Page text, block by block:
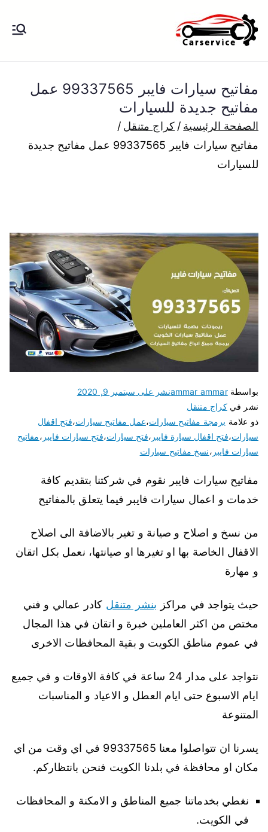
إلى
المحتوى
الكويت
بنشر متنقل الكويت كهرباء وبنشر تبديل
بارخص الاسعار
مفاتيح سيارات فايبر 99337565 عمل
مفاتيح جديدة للسيارات
الصفحة الرئيسية
كراج متنقل
مفاتيح سيارات فايبر 99337565 عمل مفاتيح جديدة
للسيارات
بواسطةammar ammarنشر على سبتمبر 9, 2020
نشر فيكراج متنقل
ذو علامة برمجة مفاتيح سيارات،عمل مفاتيح سيارات،فتح اقفال
سيارات،فتح اقفال سيارة فايبر ،فتح سيارات،فتح سيارات فايبر ،مفاتيح
سيارات فايبر ،نسخ مفاتيح سيارات
مفاتيح سيارات فايبر نقوم في شركتنا بتقديم كافة
خدمات و اعمال سيارات فايبر فيما يتعلق بالمفاتيح
من نسخ و اصلاح و صيانة و تغير بالاضافة الى اصلاح
الاقفال الخاصة بها او تغيرها او صيانتها، نعمل بكل اتقان
و مهارة
حيث يتواجد في مراكز بنشر متنقل كادر عمالي و فني
مختص من اكثر العاملين خبرة و اتقان في هذا المجال
في عموم مناطق الكويت و بقية المحافظات الاخرى
نتواجد على مدار 24 ساعة في كافة الاوقات و في جميع
ايام الاسبوع حتى ايام العطل و الاعياد و المناسبات
المتنوعة
يسرنا ان تتواصلوا معنا 99337565 في اي وقت من اي
مكان او محافظة في بلدنا الكويت فنحن بانتظاركم.
نغطي بخدماتنا جميع المناطق و الامكنة و المحافظات
في الكويت.